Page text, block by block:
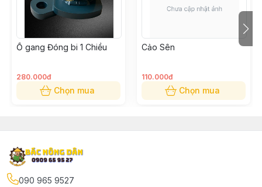
Ổ gang Đóng bi 1 Chiều
280.000đ
Chọn mua
Cảo Sên
110.000đ
Chọn mua
090 965 9527